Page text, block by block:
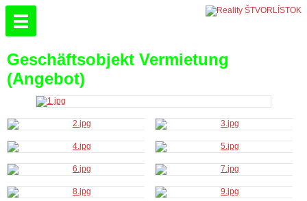
Geschäftsobjekt Vermietung
(Angebot)